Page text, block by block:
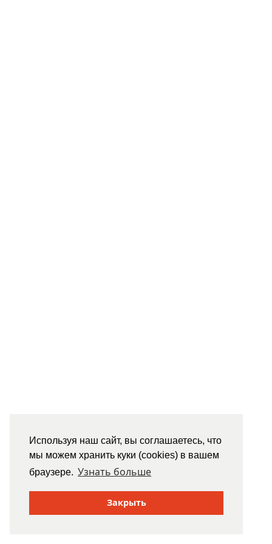
Используя наш сайт, вы соглашаетесь, что
мы можем хранить куки (cookies) в вашем
браузере. Узнать больше
Закрыть